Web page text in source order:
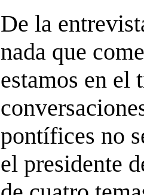
De la
nada que
estamos en el
pontífices no
el presidente